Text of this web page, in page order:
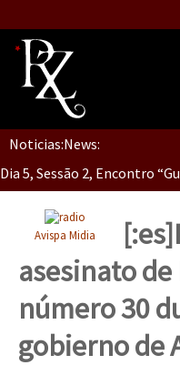
Inicio
Quiénes Somos
La palabra del EZLN
TEMAS
Chiapas
México
Noticias:News:
Dia 5, Sessão 2, Encontro
Dia 5, sessão 1, do
Avispa Midia
asesinato
número 30
gobierno de